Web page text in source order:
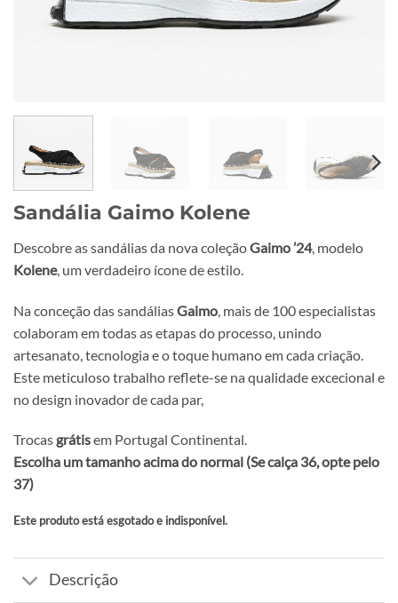
Sandália Gaimo Kolene
Descobre as sandálias da nova coleçãoGaimo ’24, modelo
Kolene, um verdadeiro ícone de estilo.
Na conceção das sandáliasGaimo , mais de 100 especialistas
colaboram em todas as etapas do processo, unindo
artesanato, tecnologia e o toque humano em cada criação.
Este meticuloso trabalho reflete-se na qualidade excecional e
no design inovador de cada par,
Trocas grátisem Portugal Continental.
Escolha um tamanho acima do normal (Se calça 36, opte pelo
37)
Este produto está esgotado e indisponível.
Alternative:
Descrição